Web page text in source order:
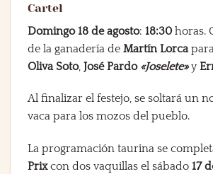
Cartel
Domingo 18 de agosto: 18:30 horas.
de la ganadería de Martín Lorca
Oliva Soto, José Pardo «Joselete»y
Al finalizar el festejo, se soltará un
vaca para los mozos del pueblo.
La programación taurina se
Prixcon dos vaquillas el sábado 17